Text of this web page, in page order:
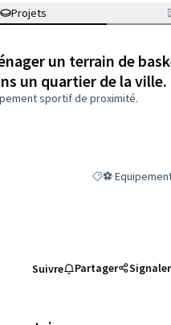
Projets
un terrain de
un quartier de la ville.
sportif de proximité.
Filtrer les
⚽
Suivre Partager Signaler